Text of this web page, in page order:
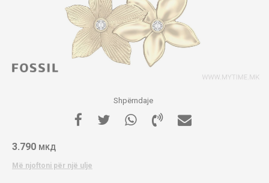
Shpërndaje
3.790 МКД
Më njoftoni për një ulje